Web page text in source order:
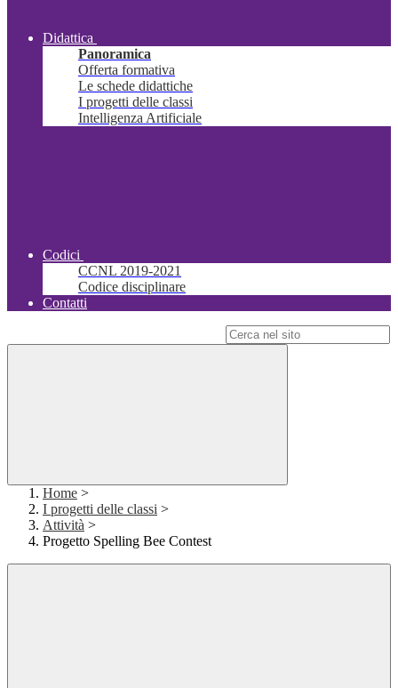
Didattica
Panoramica
Offerta formativa
Le schede didattiche
I progetti delle classi
Intelligenza Artificiale
Codici
CCNL 2019-2021
Codice disciplinare
Contatti
Home >
I progetti delle classi >
Attività >
Progetto Spelling Bee Contest